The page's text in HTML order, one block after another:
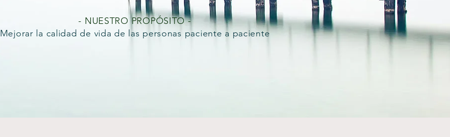
- NUESTRO PROPÓSITO -
Mejorar la calidad de vida de las personas paciente a paciente